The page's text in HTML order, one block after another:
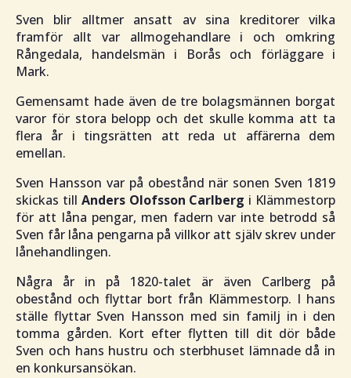
Sven blir alltmer ansatt av sina kreditorer vilka
framför allt var allmogehandlare i och omkring
Rångedala, handelsmän i Borås och förläggare i
Mark.
Gemensamt hade även de tre bolagsmännen borgat
varor för stora belopp och det skulle komma att ta
flera år i tingsrätten att reda ut affärerna dem
emellan.
Sven Hansson var på obestånd när sonen Sven 1819
skickas till Anders Olofsson Carlberg i Klämmestorp
för att låna pengar, men fadern var inte betrodd så
Sven får låna pengarna på villkor att själv skrev under
lånehandlingen.
Några år in på 1820-talet är även Carlberg på
obestånd och flyttar bort från Klämmestorp. I hans
ställe flyttar Sven Hansson med sin familj in i den
tomma gården. Kort efter flytten till dit dör både
Sven och hans hustru och sterbhuset lämnade då in
en konkursansökan.